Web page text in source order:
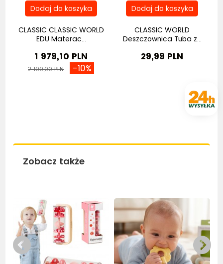
CLASSIC CLASSIC WORLD
EDU Materac...
1 979,10 PLN
2 199,00 PLN -10%
CLASSIC WORLD
Deszczownica Tuba z...
29,99 PLN
Zobacz także